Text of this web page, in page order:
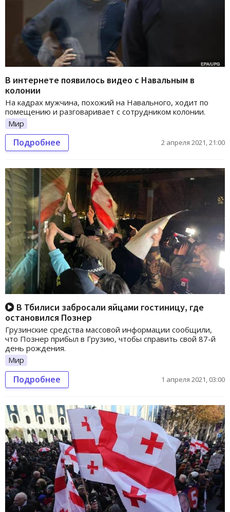
В интернете появилось видео с Навальным в
колонии
На кадрах мужчина, похожий на Навального, ходит по
помещению и разговаривает с сотрудником колонии.
Мир
Подробнее 2 апреля 2021, 21:00
В Тбилиси забросали яйцами гостиницу, где
остановился Познер
Грузинские средства массовой информации сообщили,
что Познер прибыл в Грузию, чтобы справить свой 87-й
день рождения.
Мир
Подробнее 1 апреля 2021, 03:00